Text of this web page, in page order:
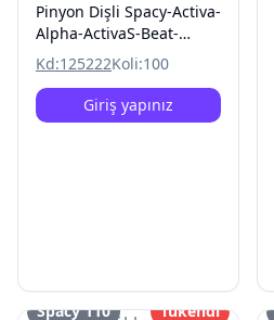
Pinyon Dişli Spacy-Activa-
Alpha-ActivaS-Beat-
Spontini-Special-
Pleasure
Kd:125222Koli:100
Giriş yapınız
Spacy 110 Tükendi